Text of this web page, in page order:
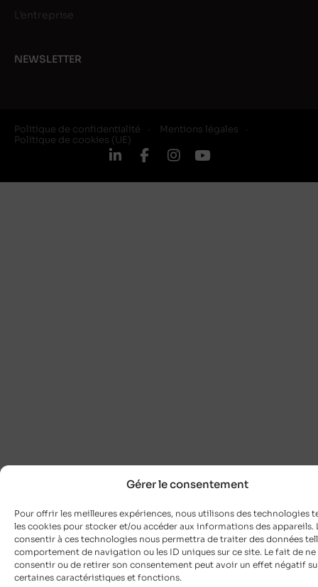
Gérer le consentement
Pour offrir les meilleures expériences, nous utilisons des technologies
les cookies pour stocker et/ou accéder aux informations des appareils.
consentir à ces technologies nous permettra de traiter des données
comportement de navigation ou les ID uniques sur ce site. Le fait de ne
consentir ou de retirer son consentement peut avoir un effet négatif
certaines caractéristiques et fonctions.
L’entreprise
NEWSLETTER
Politique de confidentialité
Mentions légales
Politique de cookies (UE)